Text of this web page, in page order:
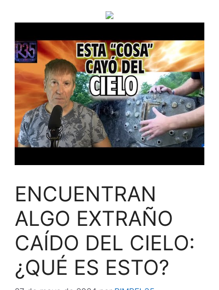
ENCUENTRAN
ALGO EXTRAÑO
CAÍDO DEL CIELO:
¿QUÉ ES ESTO?